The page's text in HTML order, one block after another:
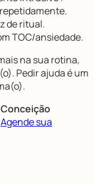
de ritual.
TOC/ansiedade.
na sua rotina,
Pedir ajuda é um
Agende sua